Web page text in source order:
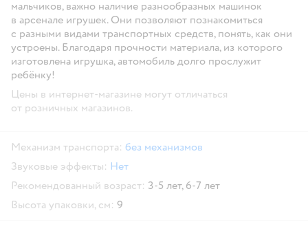
мальчиков, важно наличие разнообразных машинок
в арсенале игрушек. Они позволяют познакомиться
с разными видами транспортных средств, понять, как они
устроены. Благодаря прочности материала, из которого
изготовлена игрушка, автомобиль долго прослужит
ребёнку!
Цены в интернет-магазине могут отличаться
от розничных магазинов.
Механизм транспорта: без механизмов
Звуковые эффекты: Нет
Рекомендованный возраст: 3-5 лет, 6-7 лет
Высота упаковки, см: 9